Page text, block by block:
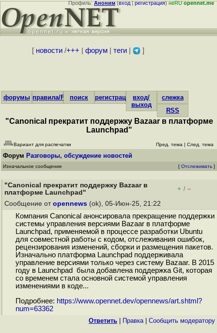
Профиль:Аноним(вход|регистрация)неRUopennet.me
[ новости/+++ форум| теги| ]
форумы правила/FAQпоиск регистрациявход/
выход
слежка
RSS
"Canonical прекратит поддержку Bazaar в платформе
Launchpad"
Вариант для распечатки Пред. тема | След. тема
Форум Разговоры, обсуждение новостей
Изначальное сообщение [ Отслеживать ]
"Canonical прекратит поддержку Bazaar в
платформе Launchpad"
+ / –
Сообщение от opennews (ok), 05-Июн-25, 21:22
Компания Canonical анонсировала прекращение поддержки
системы управления версиями Bazaar в платформе
Launchpad, применяемой в процессе разработки Ubuntu
для совместной работы с кодом, отслеживания ошибок,
рецензирования изменений, сборки и размещения пакетов.
Изначально платформа Launchpad поддерживала
управление версиями только через систему Bazaar. В 2015
году в Launchpad была добавлена поддержка Git, которая
со временем стала основной системой управления
изменениями в коде...
Подробнее: https://www.opennet.dev/opennews/art.shtml?
num=63362
Ответить Правка| Cообщить модератору